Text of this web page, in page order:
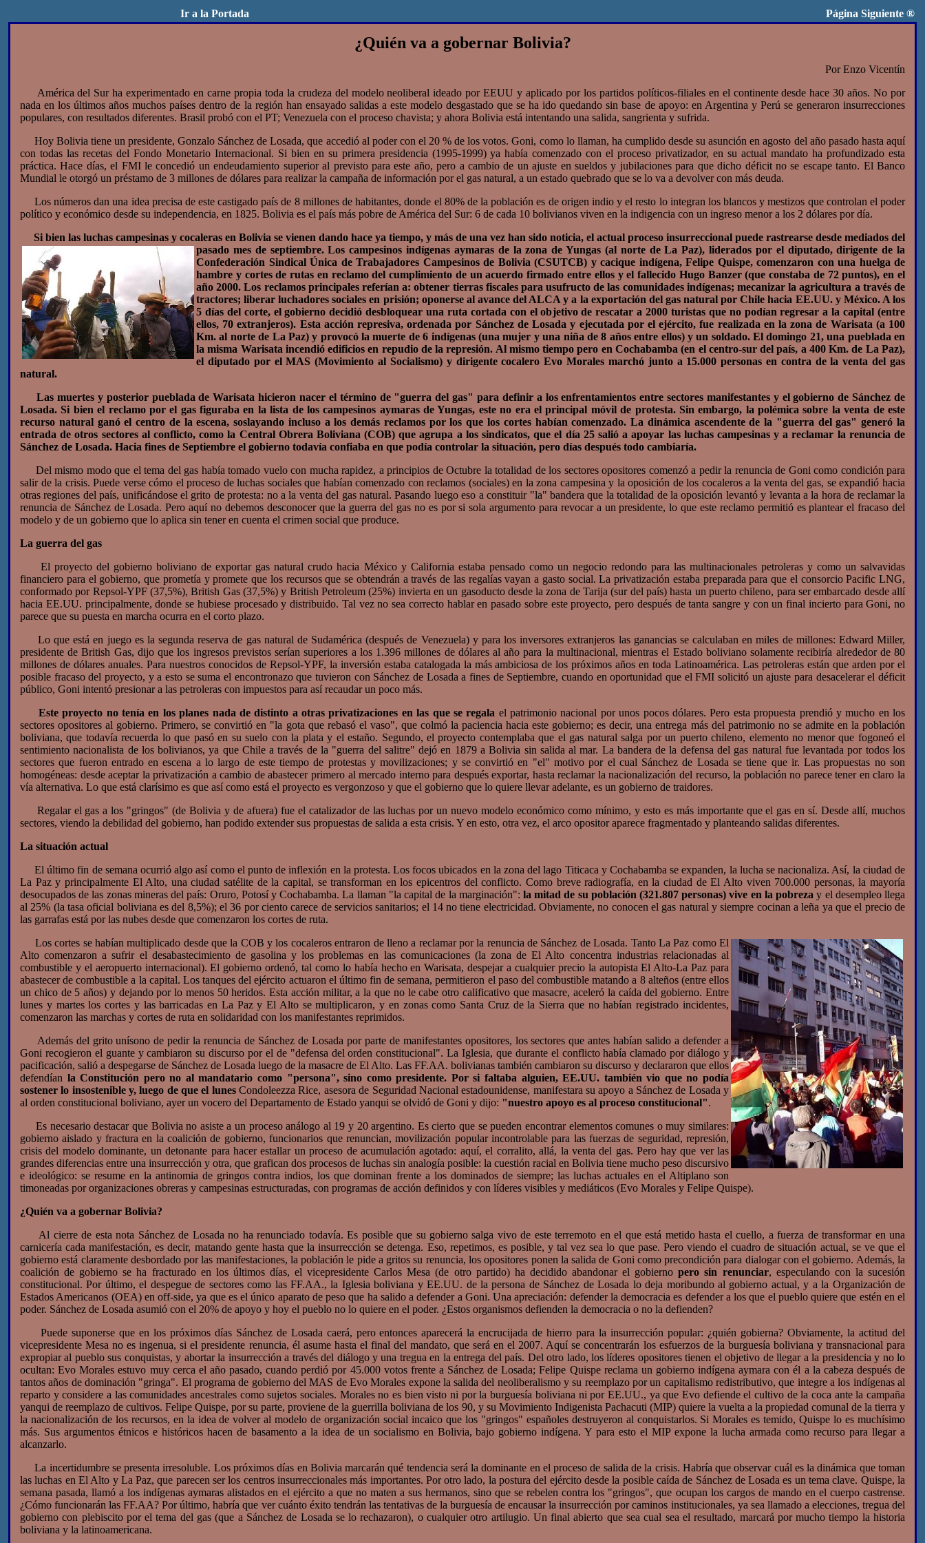
Ir a la Portada Página Siguiente ®
¿Quién va a gobernar Bolivia?
Por Enzo Vicentín
América del Sur ha experimentado en carne propia toda la crudeza del modelo neoliberal ideado por EEUU y aplicado por los partidos políticos-filiales en el continente desde hace 30 años. No por
nada en los últimos años muchos países dentro de la región han ensayado salidas a este modelo desgastado que se ha ido quedando sin base de apoyo: en Argentina y Perú se generaron insurrecciones
populares, con resultados diferentes. Brasil probó con el PT; Venezuela con el proceso chavista; y ahora Bolivia está intentando una salida, sangrienta y sufrida.
Hoy Bolivia tiene un presidente, Gonzalo Sánchez de Losada, que accedió al poder con el 20 % de los votos. Goni, como lo llaman, ha cumplido desde su asunción en agosto del año pasado hasta aquí
con todas las recetas del Fondo Monetario Internacional. Si bien en su primera presidencia (1995-1999) ya había comenzado con el proceso privatizador, en su actual mandato ha profundizado esta
práctica. Hace días, el FMI le concedió un endeudamiento superior al previsto para este año, pero a cambio de un ajuste en sueldos y jubilaciones para que dicho déficit no se escape tanto. El Banco
Mundial le otorgó un préstamo de 3 millones de dólares para realizar la campaña de información por el gas natural, a un estado quebrado que se lo va a devolver con más deuda.
Los números dan una idea precisa de este castigado país de 8 millones de habitantes, donde el 80% de la población es de origen indio y el resto lo integran los blancos y mestizos que controlan el poder
político y económico desde su independencia, en 1825. Bolivia es el país más pobre de América del Sur: 6 de cada 10 bolivianos viven en la indigencia con un ingreso menor a los 2 dólares por día.
Si bien las luchas campesinas y cocaleras en Bolivia se vienen dando hace ya tiempo, y más de una vez han sido noticia, el actual proceso insurreccional puede rastrearse desde mediados del
pasado mes de septiembre. Los campesinos indígenas aymaras de la zona de Yungas (al norte de La Paz), liderados por el diputado, dirigente de la
Confederación Sindical Única de Trabajadores Campesinos de Bolivia (CSUTCB) y cacique indígena, Felipe Quispe, comenzaron con una huelga de
hambre y cortes de rutas en reclamo del cumplimiento de un acuerdo firmado entre ellos y el fallecido Hugo Banzer (que constaba de 72 puntos), en el
año 2000. Los reclamos principales referían a: obtener tierras fiscales para usufructo de las comunidades indígenas; mecanizar la agricultura a través de
tractores; liberar luchadores sociales en prisión; oponerse al avance del ALCA y a la exportación del gas natural por Chile hacia EE.UU. y México. A los
5 días del corte, el gobierno decidió desbloquear una ruta cortada con el objetivo de rescatar a 2000 turistas que no podían regresar a la capital (entre
ellos, 70 extranjeros). Esta acción represiva, ordenada por Sánchez de Losada y ejecutada por el ejército, fue realizada en la zona de Warisata (a 100
Km. al norte de La Paz) y provocó la muerte de 6 indígenas (una mujer y una niña de 8 años entre ellos) y un soldado. El domingo 21, una pueblada en
la misma Warisata incendió edificios en repudio de la represión. Al mismo tiempo pero en Cochabamba (en el centro-sur del país, a 400 Km. de La Paz),
el diputado por el MAS (Movimiento al Socialismo) y dirigente cocalero Evo Morales marchó junto a 15.000 personas en contra de la venta del gas
natural.
Las muertes y posterior pueblada de Warisata hicieron nacer el término de "guerra del gas" para definir a los enfrentamientos entre sectores manifestantes y el gobierno de Sánchez de
Losada. Si bien el reclamo por el gas figuraba en la lista de los campesinos aymaras de Yungas, este no era el principal móvil de protesta. Sin embargo, la polémica sobre la venta de este
recurso natural ganó el centro de la escena, soslayando incluso a los demás reclamos por los que los cortes habían comenzado. La dinámica ascendente de la "guerra del gas" generó la
entrada de otros sectores al conflicto, como la Central Obrera Boliviana (COB) que agrupa a los sindicatos, que el día 25 salió a apoyar las luchas campesinas y a reclamar la renuncia de
Sánchez de Losada. Hacia fines de Septiembre el gobierno todavía confiaba en que podía controlar la situación, pero días después todo cambiaría.
Del mismo modo que el tema del gas había tomado vuelo con mucha rapidez, a principios de Octubre la totalidad de los sectores opositores comenzó a pedir la renuncia de Goni como condición para
salir de la crisis. Puede verse cómo el proceso de luchas sociales que habían comenzado con reclamos (sociales) en la zona campesina y la oposición de los cocaleros a la venta del gas, se expandió hacia
otras regiones del país, unificándose el grito de protesta: no a la venta del gas natural. Pasando luego eso a constituir "la" bandera que la totalidad de la oposición levantó y levanta a la hora de reclamar la
renuncia de Sánchez de Losada. Pero aquí no debemos desconocer que la guerra del gas no es por si sola argumento para revocar a un presidente, lo que este reclamo permitió es plantear el fracaso del
modelo y de un gobierno que lo aplica sin tener en cuenta el crimen social que produce.
La guerra del gas
El proyecto del gobierno boliviano de exportar gas natural crudo hacia México y California estaba pensado como un negocio redondo para las multinacionales petroleras y como un salvavidas
financiero para el gobierno, que prometía y promete que los recursos que se obtendrán a través de las regalías vayan a gasto social. La privatización estaba preparada para que el consorcio Pacific LNG,
conformado por Repsol-YPF (37,5%), British Gas (37,5%) y British Petroleum (25%) invierta en un gasoducto desde la zona de Tarija (sur del país) hasta un puerto chileno, para ser embarcado desde allí
hacia EE.UU. principalmente, donde se hubiese procesado y distribuido. Tal vez no sea correcto hablar en pasado sobre este proyecto, pero después de tanta sangre y con un final incierto para Goni, no
parece que su puesta en marcha ocurra en el corto plazo.
Lo que está en juego es la segunda reserva de gas natural de Sudamérica (después de Venezuela) y para los inversores extranjeros las ganancias se calculaban en miles de millones: Edward Miller,
presidente de British Gas, dijo que los ingresos previstos serían superiores a los 1.396 millones de dólares al año para la multinacional, mientras el Estado boliviano solamente recibiría alrededor de 80
millones de dólares anuales. Para nuestros conocidos de Repsol-YPF, la inversión estaba catalogada la más ambiciosa de los próximos años en toda Latinoamérica. Las petroleras están que arden por el
posible fracaso del proyecto, y a esto se suma el encontronazo que tuvieron con Sánchez de Losada a fines de Septiembre, cuando en oportunidad que el FMI solicitó un ajuste para desacelerar el déficit
público, Goni intentó presionar a las petroleras con impuestos para así recaudar un poco más.
Este proyecto no tenía en los planes nada de distinto a otras privatizaciones en las que se regala el patrimonio nacional por unos pocos dólares. Pero esta propuesta prendió y mucho en los
sectores opositores al gobierno. Primero, se convirtió en "la gota que rebasó el vaso", que colmó la paciencia hacia este gobierno; es decir, una entrega más del patrimonio no se admite en la población
boliviana, que todavía recuerda lo que pasó en su suelo con la plata y el estaño. Segundo, el proyecto contemplaba que el gas natural salga por un puerto chileno, elemento no menor que fogoneó el
sentimiento nacionalista de los bolivianos, ya que Chile a través de la "guerra del salitre" dejó en 1879 a Bolivia sin salida al mar. La bandera de la defensa del gas natural fue levantada por todos los
sectores que fueron entrado en escena a lo largo de este tiempo de protestas y movilizaciones; y se convirtió en "el" motivo por el cual Sánchez de Losada se tiene que ir. Las propuestas no son
homogéneas: desde aceptar la privatización a cambio de abastecer primero al mercado interno para después exportar, hasta reclamar la nacionalización del recurso, la población no parece tener en claro la
vía alternativa. Lo que está clarísimo es que así como está el proyecto es vergonzoso y que el gobierno que lo quiere llevar adelante, es un gobierno de traidores.
Regalar el gas a los "gringos" (de Bolivia y de afuera) fue el catalizador de las luchas por un nuevo modelo económico como mínimo, y esto es más importante que el gas en sí. Desde allí, muchos
sectores, viendo la debilidad del gobierno, han podido extender sus propuestas de salida a esta crisis. Y en esto, otra vez, el arco opositor aparece fragmentado y planteando salidas diferentes.
La situación actual
El último fin de semana ocurrió algo así como el punto de inflexión en la protesta. Los focos ubicados en la zona del lago Titicaca y Cochabamba se expanden, la lucha se nacionaliza. Así, la ciudad de
La Paz y principalmente El Alto, una ciudad satélite de la capital, se transforman en los epicentros del conflicto. Como breve radiografía, en la ciudad de El Alto viven 700.000 personas, la mayoría
desocupados de las zonas mineras del país: Oruro, Potosí y Cochabamba. La llaman "la capital de la marginación": la mitad de su población (321.807 personas) vive en la pobreza y el desempleo llega
al 25% (la tasa oficial boliviana es del 8,5%); el 36 por ciento carece de servicios sanitarios; el 14 no tiene electricidad. Obviamente, no conocen el gas natural y siempre cocinan a leña ya que el precio de
las garrafas está por las nubes desde que comenzaron los cortes de ruta.
Los cortes se habían multiplicado desde que la COB y los cocaleros entraron de lleno a reclamar por la renuncia de Sánchez de Losada. Tanto La Paz como El
Alto comenzaron a sufrir el desabastecimiento de gasolina y los problemas en las comunicaciones (la zona de El Alto concentra industrias relacionadas al
combustible y el aeropuerto internacional). El gobierno ordenó, tal como lo había hecho en Warisata, despejar a cualquier precio la autopista El Alto-La Paz para
abastecer de combustible a la capital. Los tanques del ejército actuaron el último fin de semana, permitieron el paso del combustible matando a 8 alteños (entre ellos
un chico de 5 años) y dejando por lo menos 50 heridos. Esta acción militar, a la que no le cabe otro calificativo que masacre, aceleró la caída del gobierno. Entre
lunes y martes los cortes y las barricadas en La Paz y El Alto se multiplicaron, y en zonas como Santa Cruz de la Sierra que no habían registrado incidentes,
comenzaron las marchas y cortes de ruta en solidaridad con los manifestantes reprimidos.
Además del grito unísono de pedir la renuncia de Sánchez de Losada por parte de manifestantes opositores, los sectores que antes habían salido a defender a
Goni recogieron el guante y cambiaron su discurso por el de "defensa del orden constitucional". La Iglesia, que durante el conflicto había clamado por diálogo y
pacificación, salió a despegarse de Sánchez de Losada luego de la masacre de El Alto. Las FF.AA. bolivianas también cambiaron su discurso y declararon que ellos
defendían la Constitución pero no al mandatario como "persona", sino como presidente. Por si faltaba alguien, EE.UU. también vio que no podía
sostener lo insostenible y, luego de que el lunesCondoleezza Rice, asesora de Seguridad Nacional estadounidense, manifestara su apoyo a Sánchez de Losada y
al orden constitucional boliviano, ayer un vocero del Departamento de Estado yanqui se olvidó de Goni y dijo: "nuestro apoyo es al proceso constitucional".
Es necesario destacar que Bolivia no asiste a un proceso análogo al 19 y 20 argentino. Es cierto que se pueden encontrar elementos comunes o muy similares:
gobierno aislado y fractura en la coalición de gobierno, funcionarios que renuncian, movilización popular incontrolable para las fuerzas de seguridad, represión,
crisis del modelo dominante, un detonante para hacer estallar un proceso de acumulación agotado: aquí, el corralito, allá, la venta del gas. Pero hay que ver las
grandes diferencias entre una insurrección y otra, que grafican dos procesos de luchas sin analogía posible: la cuestión racial en Bolivia tiene mucho peso discursivo
e ideológico: se resume en la antinomia de gringos contra indios, los que dominan frente a los dominados de siempre; las luchas actuales en el Altiplano son
timoneadas por organizaciones obreras y campesinas estructuradas, con programas de acción definidos y con líderes visibles y mediáticos (Evo Morales y Felipe Quispe).
¿Quién va a gobernar Bolivia?
Al cierre de esta nota Sánchez de Losada no ha renunciado todavía. Es posible que su gobierno salga vivo de este terremoto en el que está metido hasta el cuello, a fuerza de transformar en una
carnicería cada manifestación, es decir, matando gente hasta que la insurrección se detenga. Eso, repetimos, es posible, y tal vez sea lo que pase. Pero viendo el cuadro de situación actual, se ve que el
gobierno está claramente desbordado por las manifestaciones, la población le pide a gritos su renuncia, los opositores ponen la salida de Goni como precondición para dialogar con el gobierno. Además, la
coalición de gobierno se ha fracturado en los últimos días, el vicepresidente Carlos Mesa (de otro partido) ha decidido abandonar el gobiernopero sin renunciar, especulando con la sucesión
constitucional. Por último, el despegue de sectores como las FF.AA., la Iglesia boliviana y EE.UU. de la persona de Sánchez de Losada lo deja moribundo al gobierno actual, y a la Organización de
Estados Americanos (OEA) en off-side, ya que es el único aparato de peso que ha salido a defender a Goni. Una apreciación: defender la democracia es defender a los que el pueblo quiere que estén en el
poder. Sánchez de Losada asumió con el 20% de apoyo y hoy el pueblo no lo quiere en el poder. ¿Estos organismos defienden la democracia o no la defienden?
Puede suponerse que en los próximos días Sánchez de Losada caerá, pero entonces aparecerá la encrucijada de hierro para la insurrección popular: ¿quién gobierna? Obviamente, la actitud del
vicepresidente Mesa no es ingenua, si el presidente renuncia, él asume hasta el final del mandato, que será en el 2007. Aquí se concentrarán los esfuerzos de la burguesía boliviana y transnacional para
expropiar al pueblo sus conquistas, y abortar la insurrección a través del diálogo y una tregua en la entrega del país. Del otro lado, los líderes opositores tienen el objetivo de llegar a la presidencia y no lo
ocultan: Evo Morales estuvo muy cerca el año pasado, cuando perdió por 45.000 votos frente a Sánchez de Losada; Felipe Quispe reclama un gobierno indígena aymara con él a la cabeza después de
tantos años de dominación "gringa". El programa de gobierno del MAS de Evo Morales expone la salida del neoliberalismo y su reemplazo por un capitalismo redistributivo, que integre a los indígenas al
reparto y considere a las comunidades ancestrales como sujetos sociales. Morales no es bien visto ni por la burguesía boliviana ni por EE.UU., ya que Evo defiende el cultivo de la coca ante la campaña
yanqui de reemplazo de cultivos. Felipe Quispe, por su parte, proviene de la guerrilla boliviana de los 90, y su Movimiento Indigenista Pachacuti (MIP) quiere la vuelta a la propiedad comunal de la tierra y
la nacionalización de los recursos, en la idea de volver al modelo de organización social incaico que los "gringos" españoles destruyeron al conquistarlos. Si Morales es temido, Quispe lo es muchísimo
más. Sus argumentos étnicos e históricos hacen de basamento a la idea de un socialismo en Bolivia, bajo gobierno indígena. Y para esto el MIP expone la lucha armada como recurso para llegar a
alcanzarlo.
La incertidumbre se presenta irresoluble. Los próximos días en Bolivia marcarán qué tendencia será la dominante en el proceso de salida de la crisis. Habría que observar cuál es la dinámica que toman
las luchas en El Alto y La Paz, que parecen ser los centros insurreccionales más importantes. Por otro lado, la postura del ejército desde la posible caída de Sánchez de Losada es un tema clave. Quispe, la
semana pasada, llamó a los indígenas aymaras alistados en el ejército a que no maten a sus hermanos, sino que se rebelen contra los "gringos", que ocupan los cargos de mando en el cuerpo castrense.
¿Cómo funcionarán las FF.AA? Por último, habría que ver cuánto éxito tendrán las tentativas de la burguesía de encausar la insurrección por caminos institucionales, ya sea llamado a elecciones, tregua del
gobierno con plebiscito por el tema del gas (que a Sánchez de Losada se lo rechazaron), o cualquier otro artilugio. Un final abierto que sea cual sea el resultado, marcará por mucho tiempo la historia
boliviana y la latinoamericana.